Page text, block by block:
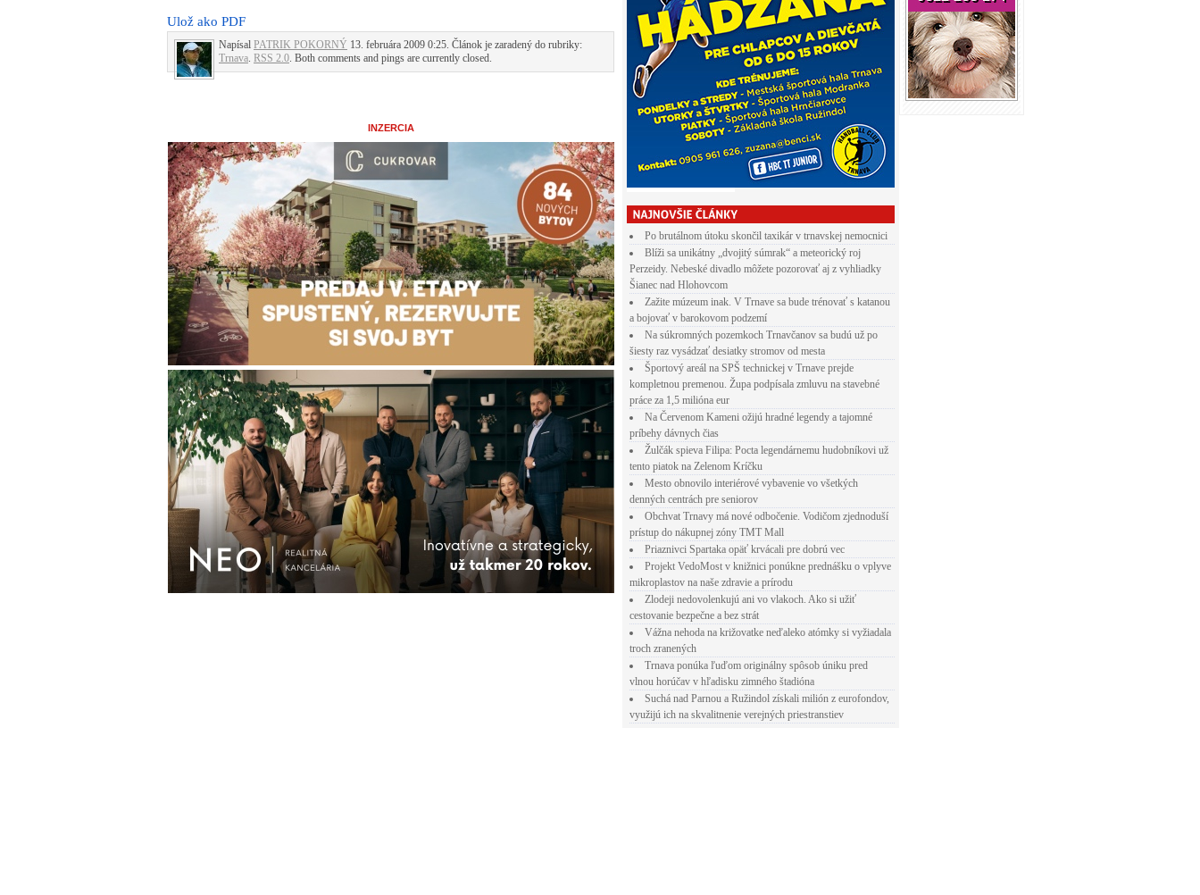
Ulož ako PDF
Napísal PATRIK POKORNÝ 13. februára 2009 0:25. Článok je zaradený do rubriky:
Trnava. RSS 2.0. Both comments and pings are currently closed.
INZERCIA
Po brutálnom útoku skončil taxikár v trnavskej nemocnici
Blíži sa unikátny „dvojitý súmrak“ a meteorický roj
Perzeidy. Nebeské divadlo môžete pozorovať aj z vyhliadky
Šianec nad Hlohovcom
Zažite múzeum inak. V Trnave sa bude trénovať s katanou
a bojovať v barokovom podzemí
Na súkromných pozemkoch Trnavčanov sa budú už po
šiesty raz vysádzať desiatky stromov od mesta
Športový areál na SPŠ technickej v Trnave prejde
kompletnou premenou. Župa podpísala zmluvu na stavebné
práce za 1,5 milióna eur
Na Červenom Kameni ožijú hradné legendy a tajomné
príbehy dávnych čias
Žulčák spieva Filipa: Pocta legendárnemu hudobníkovi už
tento piatok na Zelenom Kríčku
Mesto obnovilo interiérové vybavenie vo všetkých
denných centrách pre seniorov
Obchvat Trnavy má nové odbočenie. Vodičom zjednoduší
prístup do nákupnej zóny TMT Mall
Priaznivci Spartaka opäť krvácali pre dobrú vec
Projekt VedoMost v knižnici ponúkne prednášku o vplyve
mikroplastov na naše zdravie a prírodu
Zlodeji nedovolenkujú ani vo vlakoch. Ako si užiť
cestovanie bezpečne a bez strát
Vážna nehoda na križovatke neďaleko atómky si vyžiadala
troch zranených
Trnava ponúka ľuďom originálny spôsob úniku pred
vlnou horúčav v hľadisku zimného štadióna
Suchá nad Parnou a Ružindol získali milión z eurofondov,
využijú ich na skvalitnenie verejných priestranstiev